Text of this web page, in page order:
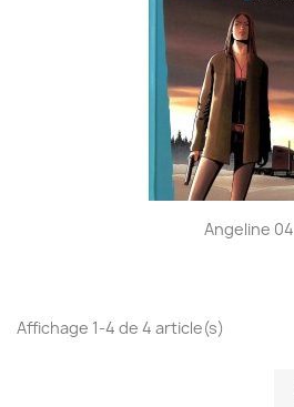
Angeline 04
Affichage 1-4 de 4 article(s)